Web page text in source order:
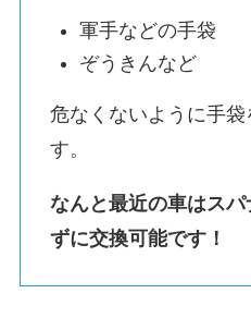
軍手などの手袋
ぞうきんなど
危なくないように手
す。
なんと最近の車はス
ずに交換可能です！